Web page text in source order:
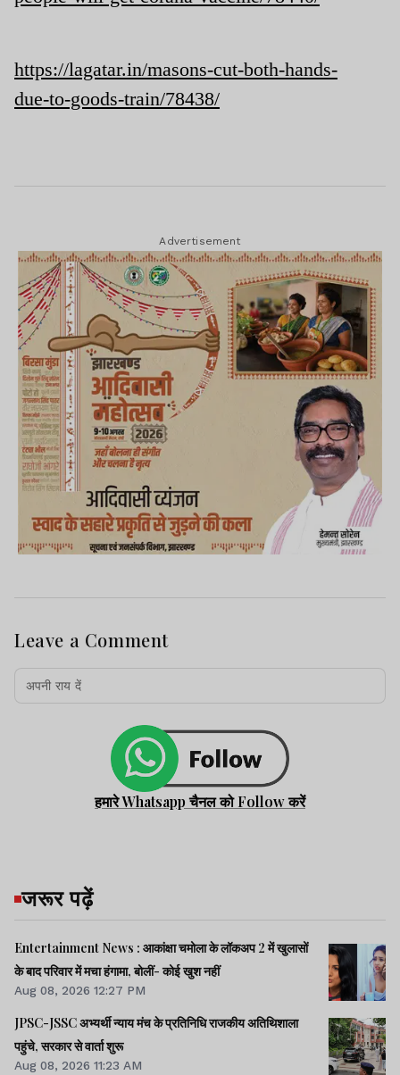
https://lagatar.in/masons-cut-both-hands-
due-to-goods-train/78438/
Advertisement
Leave a Comment
हमारे Whatsapp चैनल को Follow करें
जरूर पढ़ें
Entertainment News : आकांक्षा चमोला के लॉकअप 2 में खुलासों
के बाद परिवार में मचा हंगामा, बोलीं- कोई खुश नहीं
Aug 08, 2026 12:27 PM
JPSC-JSSC अभ्यर्थी न्याय मंच के प्रतिनिधि राजकीय अतिथिशाला
पहुंचे, सरकार से वार्ता शुरू
Aug 08, 2026 11:23 AM